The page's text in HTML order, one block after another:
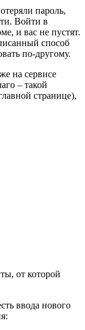
пароль,
Войти в
и вас не пустят.
способ
по-другому.
на сервисе
– такой
странице),
от которой
ввода нового